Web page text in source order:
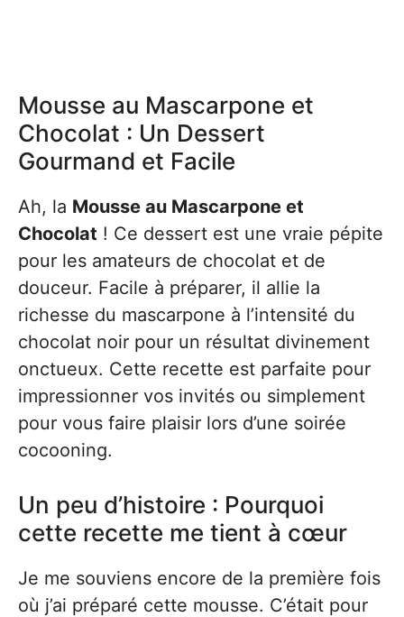
Mousse au Mascarpone et
Chocolat : Un Dessert
Gourmand et Facile
Ah, la Mousse au Mascarpone et
Chocolat ! Ce dessert est une vraie pépite
pour les amateurs de chocolat et de
douceur. Facile à préparer, il allie la
richesse du mascarpone à l’intensité du
chocolat noir pour un résultat divinement
onctueux. Cette recette est parfaite pour
impressionner vos invités ou simplement
pour vous faire plaisir lors d’une soirée
cocooning.
Un peu d’histoire : Pourquoi
cette recette me tient à cœur
Je me souviens encore de la première fois
où j’ai préparé cette mousse. C’était pour